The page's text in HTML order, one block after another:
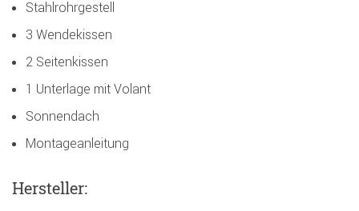
Stahlrohrgestell
3 Wendekissen
2 Seitenkissen
1 Unterlage mit Volant
Sonnendach
Montageanleitung
Hersteller: